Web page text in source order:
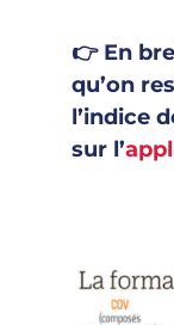
👉 En
qu’on
l’indice
sur l’